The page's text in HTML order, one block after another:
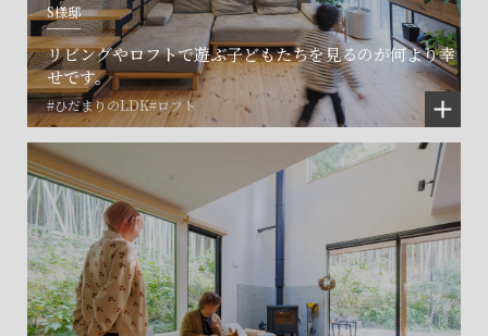
S様邸
リビングやロフトで遊ぶ子どもたちを見るのが何より幸
せです。
#ひだまりのLDK#ロフト
©SET inc.